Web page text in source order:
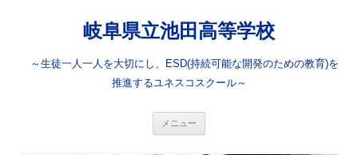
岐阜県立池田高等学校
～生徒一人一人を大切にし、ESD(持続可能な開発のための教育)を
推進するユネスコスクール～
メニュー